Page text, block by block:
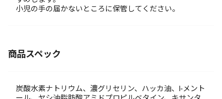
小児の手の届かないところに保管してください。
商品スペック
炭酸水素ナトリウム、濃グリセリン、ハッカ油、l-メント